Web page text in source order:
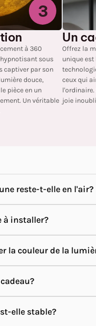
3
à 360
sous
captiver par son
douce,
pièce en un
Un véritable
Un
Offrez la
unique
ceux qui
l'ordinaire.
joie
reste-t-elle en l'air?
à installer?
la couleur de la
elle stable?